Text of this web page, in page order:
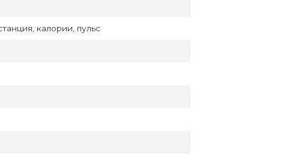
калории, пульс